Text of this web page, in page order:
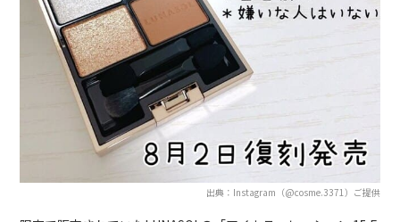
出典：Instagram（@cosme.3371）ご提供